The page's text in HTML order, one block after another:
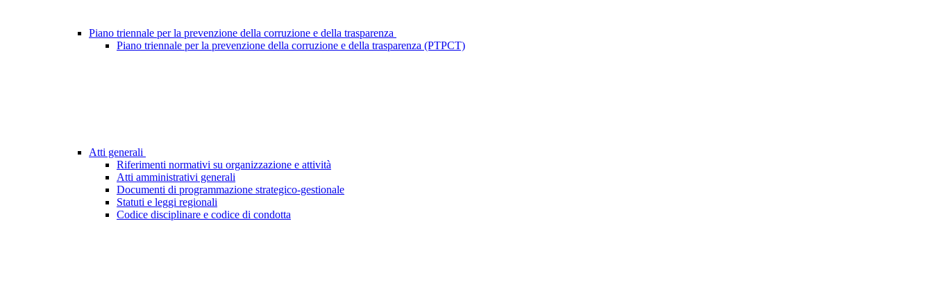
Piano triennale per la prevenzione della corruzione e della trasparenza
Piano triennale per la prevenzione della corruzione e della trasparenza (PTPCT)
Atti generali
Riferimenti normativi su organizzazione e attività
Atti amministrativi generali
Documenti di programmazione strategico-gestionale
Statuti e leggi regionali
Codice disciplinare e codice di condotta